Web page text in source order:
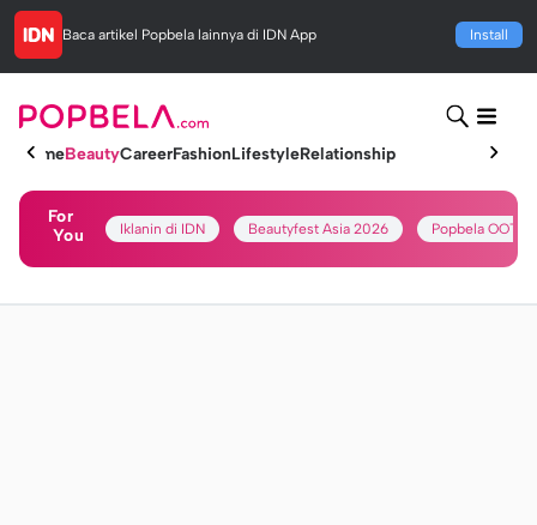
Baca artikel Popbela lainnya di IDN App Install
HomeBeautyCareerFashionLifestyleRelationship
For
You
Iklanin di IDN Beautyfest Asia 2026 Popbela OOTD